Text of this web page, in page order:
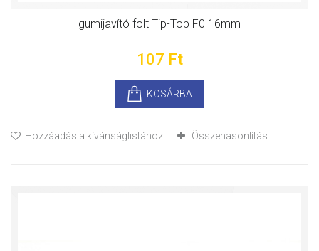
gumijavító folt Tip-Top F0 16mm
107 Ft‎
KOSÁRBA
Hozzáadás a kívánságlistához Összehasonlítás